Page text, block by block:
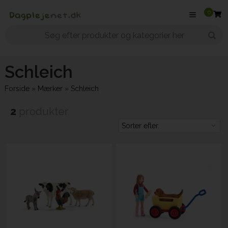
0
Schleich
Forside» Mærker» Schleich
2